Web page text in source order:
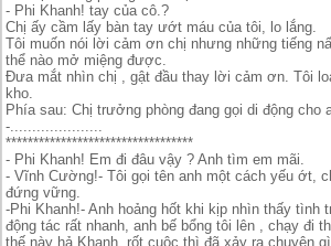
- Phi Khanh! tay của cô.?
Chị ấy cầm lấy bàn tay ướt máu của tôi, lo lắng.
Tôi muốn nói lời cảm ơn chị nhưng những tiếng
thể nào mở miệng được.
Đưa mắt nhìn chị , gật đầu thay lời cảm ơn. Tôi
kho.
Phía sau: Chị trưởng phòng đang gọi di động cho
-.....................
**********************************
- Phi Khanh! Em đi đâu vậy ? Anh tìm em mãi.
- Vĩnh Cường!- Tôi gọi tên anh một cách yếu ớt,
đứng vững.
-Phi Khanh!- Anh hoảng hốt khi kịp nhìn thấy tình
động tác rất nhanh, anh bế bổng tôi lên , chạy đi
thế này hả Khanh, rốt cuộc thì đã xảy ra chuyện